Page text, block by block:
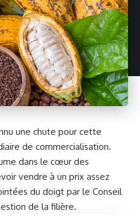
une chute pour cette
de commercialisation.
dans le cœur des
vendre à un prix assez
du doigt par le Conseil
de la filière.